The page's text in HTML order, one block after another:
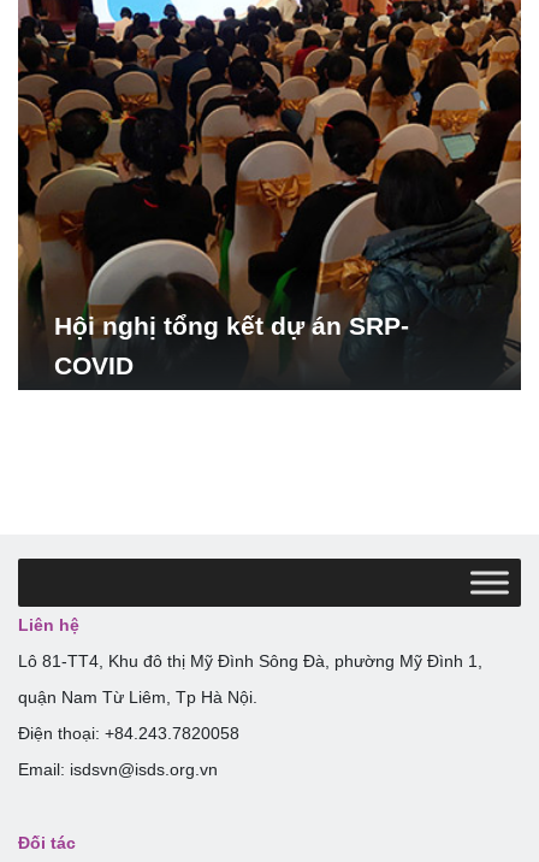
Hội nghị tổng kết dự án SRP-
COVID
Liên hệ
Lô 81-TT4, Khu đô thị Mỹ Đình Sông Đà, phường Mỹ Đình 1,
quận Nam Từ Liêm, Tp Hà Nội.
Điện thoại: +84.243.7820058
Email: isdsvn@isds.org.vn
Đối tác